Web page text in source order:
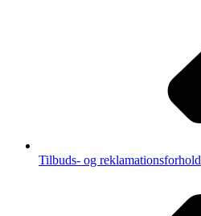
Tilbuds- og reklamationsforhold